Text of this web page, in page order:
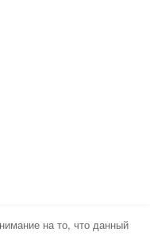
на то, что данный